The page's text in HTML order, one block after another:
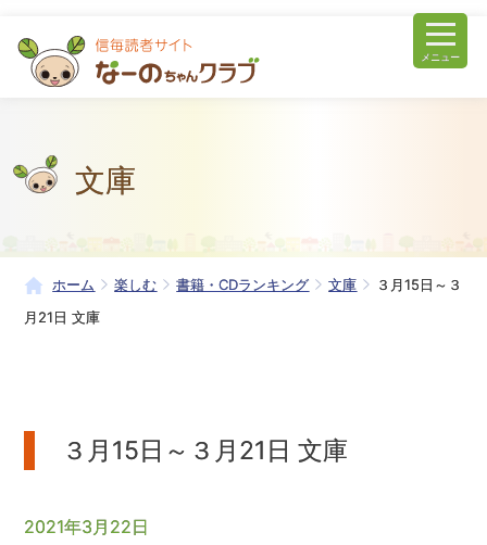
メニュー
文庫
ホーム 楽しむ 書籍・CDランキング 文庫
３月15日～３
月21日 文庫
３月15日～３月21日 文庫
2021年3月22日